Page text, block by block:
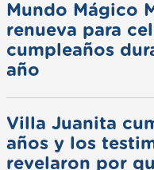
Mundo Mágico
renueva para
cumpleaños
año
Villa Juanita
años y los
revelaron por